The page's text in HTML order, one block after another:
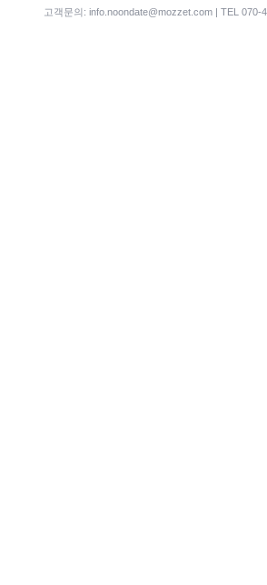
고객문의: info.noondate@mozzet.com | TEL 070-